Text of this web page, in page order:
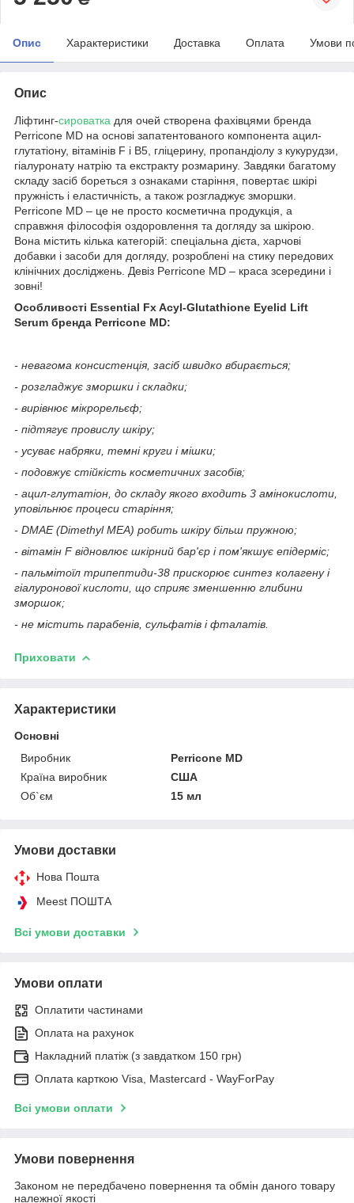
Опис Характеристики Доставка Оплата Умови
Опис
Ліфтинг-сироватка для очей створена фахівцями бренда
Perricone MD на основі запатентованого компонента ацил-
глутатіону, вітамінів F і B5, гліцерину, пропандіолу з кукурудзи,
гіалуронату натрію та екстракту розмарину. Завдяки багатому
складу засіб бореться з ознаками старіння, повертає шкірі
пружність і еластичність, а також розгладжує зморшки.
Perricone MD – це не просто косметична продукція, а
справжня філософія оздоровлення та догляду за шкірою.
Вона містить кілька категорій: спеціальна дієта, харчові
добавки і засоби для догляду, розроблені на стику передових
клінічних досліджень. Девіз Perricone MD – краса зсередини і
зовні!
Особливості Essential Fx Acyl-Glutathione Eyelid Lift
Serum бренда Perricone MD:
- невагома консистенція, засіб швидко вбирається;
- розгладжує зморшки і складки;
- вирівнює мікрорельєф;
- підтягує провислу шкіру;
- усуває набряки, темні круги і мішки;
- подовжує стійкість косметичних засобів;
- ацил-глутатіон, до складу якого входить 3 амінокислоти,
уповільнює процеси старіння;
- DMAE (Dimethyl MEA) робить шкіру більш пружною;
- вітамін F відновлює шкірний бар'єр і пом'якшує епідерміс;
- пальмітоїл трипептиди-38 прискорює синтез колагену і
гіалуронової кислоти, що сприяє зменшенню глибини
зморшок;
- не містить парабенів, сульфатів і фталатів.
Приховати
Характеристики
Основні
Виробник
Perricone MD
Країна виробник
США
Об`єм
15 мл
Умови доставки
Нова Пошта
Meest ПОШТА
Всі умови доставки
Умови оплати
Оплатити частинами
Оплата на рахунок
Накладний платіж (з завдатком 150 грн)
Оплата карткою Visa, Mastercard - WayForPay
Всі умови оплати
Умови повернення
Законом не передбачено повернення та обмін даного товару
належної якості